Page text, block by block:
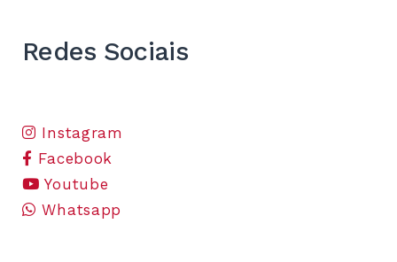
Redes Sociais
Instagram
Facebook
Youtube
Whatsapp